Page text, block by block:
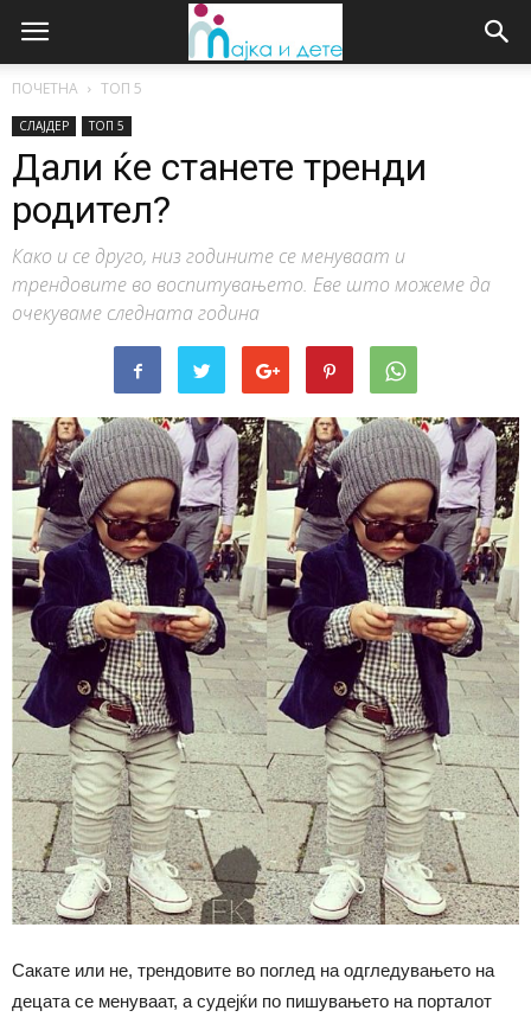
ПОЧЕТНА ТОП 5
СЛАЈДЕР ТОП 5
Дали ќе станете тренди
родител?
Како и се друго, низ годините се менуваат и
трендовите во воспитувањето. Еве што можеме да
очекуваме следната година
Сакате или не, трендовите во поглед на одгледувањето на
децата се менуваат, а судејќи по пишувањето на порталот